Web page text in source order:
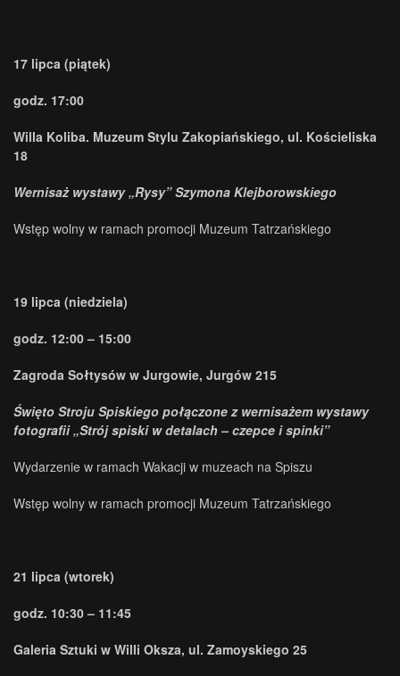
17 lipca (piątek)
godz. 17:00
Willa Koliba. Muzeum Stylu Zakopiańskiego, ul. Kościeliska
18
Wernisaż wystawy „Rysy” Szymona Klejborowskiego
Wstęp wolny w ramach promocji Muzeum Tatrzańskiego
19 lipca (niedziela)
godz. 12:00 – 15:00
Zagroda Sołtysów w Jurgowie, Jurgów 215
Święto Stroju Spiskiego połączone z wernisażem wystawy
fotografii „Strój spiski w detalach – czepce i spinki”
Wydarzenie w ramach Wakacji w muzeach na Spiszu
Wstęp wolny w ramach promocji Muzeum Tatrzańskiego
21 lipca (wtorek)
godz. 10:30 – 11:45
Galeria Sztuki w Willi Oksza, ul. Zamoyskiego 25